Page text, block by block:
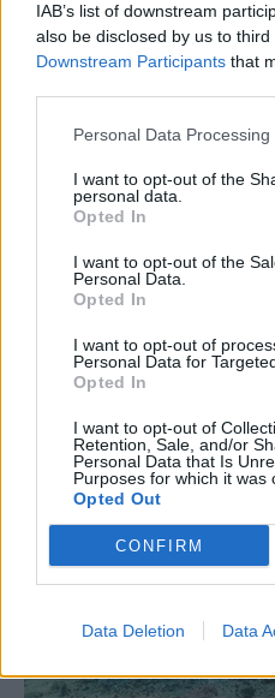
IAB’s list of downstream
also be disclosed by us to
Downstream Participants that
Personal Data
I want to opt-out of the
personal data.
Opted In
I want to opt-out of the
Personal Data.
Opted In
I want to opt-out of
Personal Data for
Opted In
I want to opt-out of
Retention, Sale, and/or
Personal Data that Is
Purposes for which it was
Opted Out
CONFIRM
Data Deletion Data